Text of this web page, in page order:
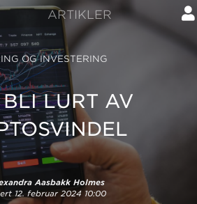
ARTIKLER
OG INVESTERING
LURT AV
Aasbakk Holmes
12. februar 2024 10:00